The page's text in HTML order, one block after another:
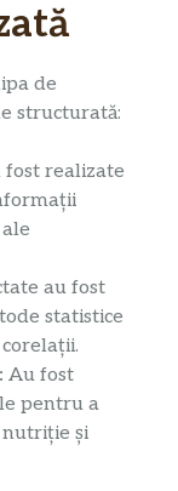
de
structurată:
fost realizate
au fost
statistice
Au fost
pentru a
și